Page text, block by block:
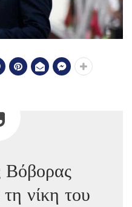
Βόβορας
νίκη του